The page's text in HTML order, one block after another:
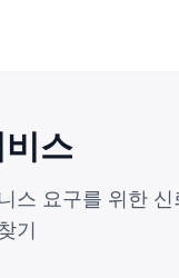
스
스 요구를 위한
기